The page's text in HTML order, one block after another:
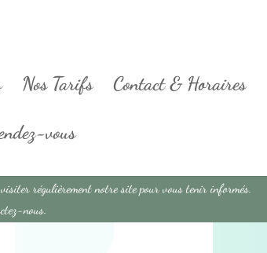
Nos Tarifs Contact & Horaires
vous
régulièrement notre site pour vous tenir informés.
nous.